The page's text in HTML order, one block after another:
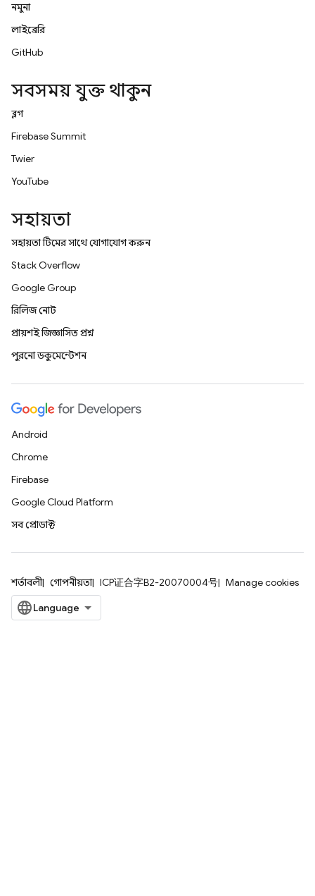
নমুনা
লাইব্রেরি
GitHub
সবসময় যুক্ত থাকুন
ব্লগ
Firebase Summit
Twitter
YouTube
সহায়তা
সহায়তা টিমের সাথে যোগাযোগ করুন
Stack Overflow
Google Group
রিলিজ নোট
প্রায়শই জিজ্ঞাসিত প্রশ্ন
পুরনো ডকুমেন্টেশন
Android
Chrome
Firebase
Google Cloud Platform
সব প্রোডাক্ট
শর্তাবলী গোপনীয়তা ICP证合字B2-20070004号 Manage cookies